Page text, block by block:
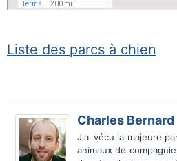
Liste des parcs à chien
Charles Bernard
J'ai vécu la majeure
animaux de